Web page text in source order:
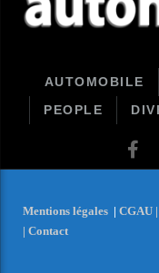
AUTOMOBILE
PEOPLE
Mentions légales | CGAU |
| Contact